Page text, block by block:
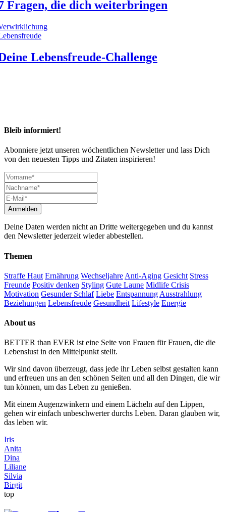
Fragen, die dich weiterbringen
Lebensfreude-Challenge
Bleib informiert!
Abonniere jetzt unseren wöchentlichen Newsletter und lass Dich
von den neuesten Tipps und Zitaten inspirieren!
Deine Daten werden nicht an Dritte weitergegeben und du kannst
den Newsletter jederzeit wieder abbestellen.
Themen
Straffe Haut Ernährung Wechseljahre Anti-Aging Gesicht Stress
Freunde Positiv denken Styling Gute Laune Midlife Crisis
Motivation Gesunder Schlaf Liebe Entspannung Ausstrahlung
Beziehungen Lebensfreude Gesundheit Lifestyle Energie
About us
BETTER than EVER ist eine Seite von Frauen für Frauen, die die
Lebenslust in den Mittelpunkt stellt.
Wir sind davon überzeugt, dass jede ihr Leben selbst gestalten kann
und erfreuen uns an den schönen Seiten und all den Dingen, die wir
tun können, um das Leben zu genießen.
Mit einem Augenzwinkern und einem Lächeln auf den Lippen,
gehen wir einfach unbeschwerter durchs Leben. Daran glauben wir,
das leben wir.
Iris
Anita
Dina
Liliane
Silvia
Birgit
top